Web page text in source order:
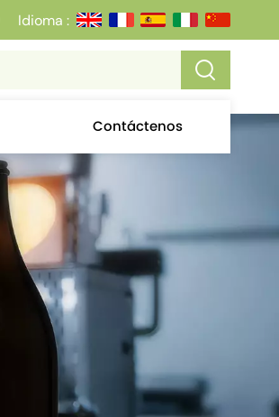
Idioma :
Contáctenos